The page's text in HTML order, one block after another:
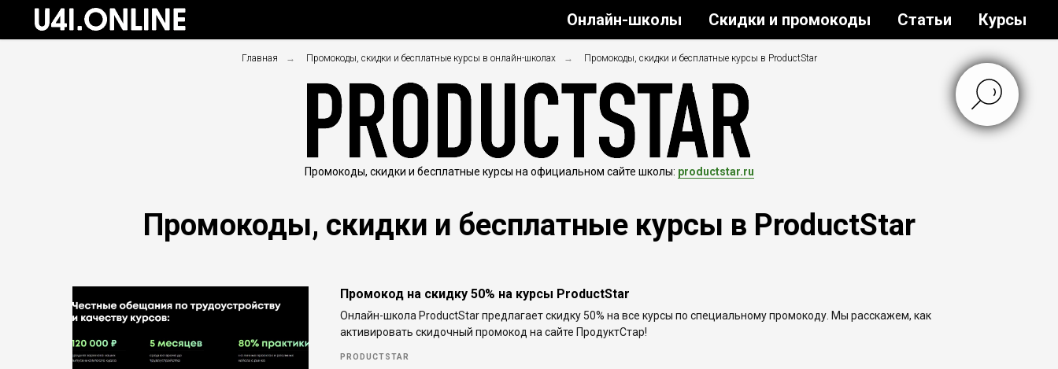
Онлайн-школы Скидки и промокоды Статьи Курсы
Главная → Промокоды, скидки и бесплатные курсы в онлайн-школах → Промокоды, скидки и бесплатные курсы в ProductStar
Промокоды, скидки и бесплатные курсы на официальном сайте школы: productstar.ru
Промокоды, скидки и бесплатные курсы в ProductStar
Промокод на скидку 50% на курсы ProductStar
Онлайн-школа ProductStar предлагает скидку 50% на все курсы по специальному промокоду. Мы расскажем, как
активировать скидочный промокод на сайте ПродуктСтар!
PRODUCTSTAR